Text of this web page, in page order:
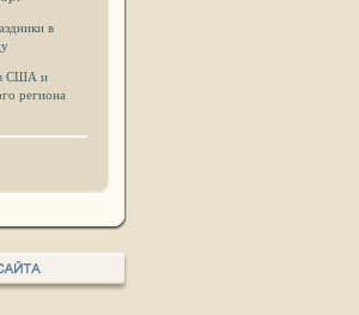
в
в США и
региона